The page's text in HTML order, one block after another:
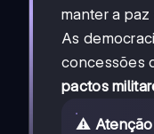
manter a
As
concessões
pactos
⚠️ Atenção